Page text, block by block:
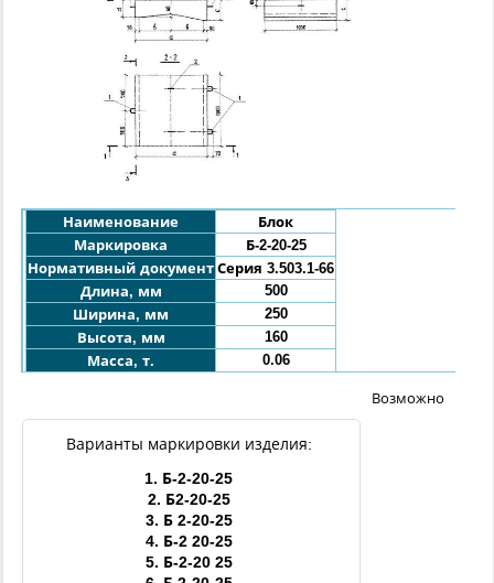
Наименование
Блок
Маркировка
Б-2-20-25
Нормативный документ Серия 3.503.1-66
Длина, мм
500
Ширина, мм
250
Высота, мм
160
Масса, т.
0.06
Варианты маркировки изделия:
1. Б-2-20-25
2. Б2-20-25
3. Б 2-20-25
4. Б-2 20-25
5. Б-2-20 25
Возможно